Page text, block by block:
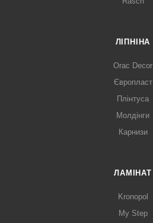
ЛІПНІНА
Orac Decor
Європласт
Плінтуса
Молдінги
Карнизи
ЛАМІНАТ
Kronopol
My Step